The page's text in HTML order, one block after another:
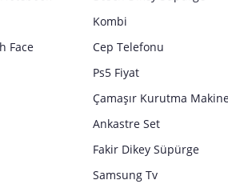
Face
Kombi
Cep Telefonu
Ps5 Fiyat
Çamaşır Kurutma
Ankastre Set
Fakir Dikey Süpürge
Samsung Tv